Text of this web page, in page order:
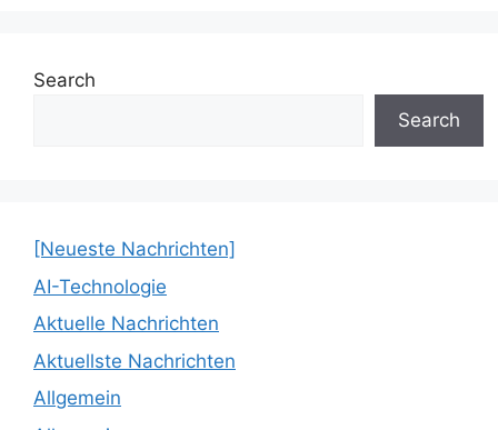
Search
Search
[Neueste Nachrichten]
AI-Technologie
Aktuelle Nachrichten
Aktuellste Nachrichten
Allgemein